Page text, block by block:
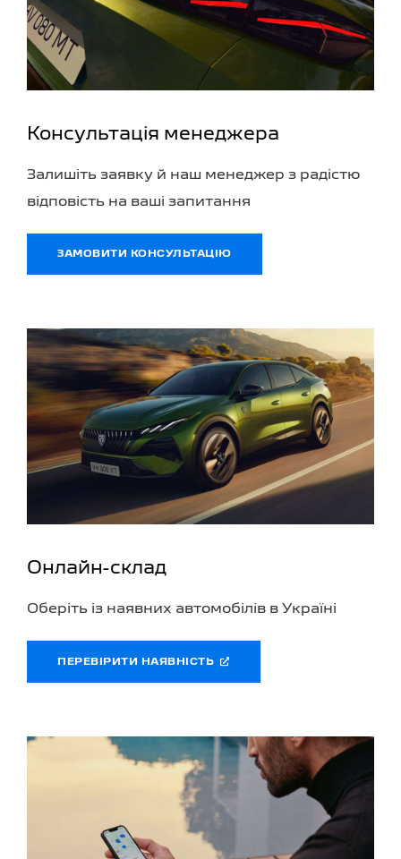
Консультація менеджера
Залишіть заявку й наш менеджер з радістю
відповість на ваші запитання
ЗАМОВИТИ КОНСУЛЬТАЦІЮ
Онлайн-склад
Оберіть із наявних автомобілів в Україні
ПЕРЕВІРИТИ НАЯВНІСТЬ